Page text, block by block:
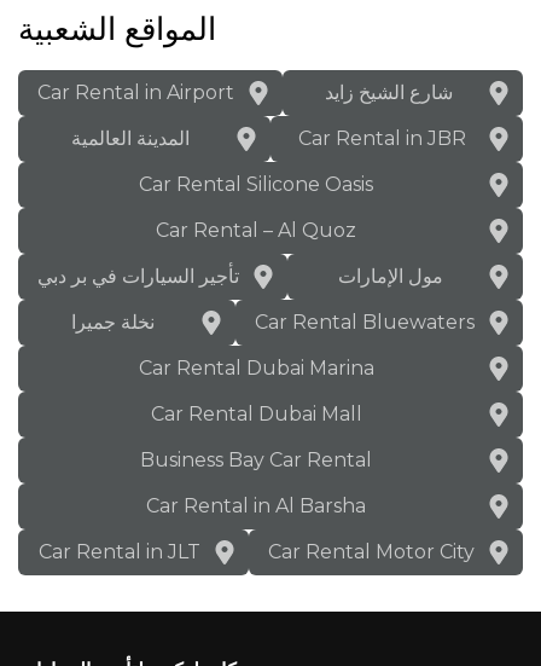
المواقع الشعبية
Car Rental in Airport
شارع الشيخ زايد
المدينة العالمية
Car Rental in JBR
Car Rental Silicone Oasis
Car Rental – Al Quoz
تأجير السيارات في بر دبي
مول الإمارات
نخلة جميرا
Car Rental Bluewaters
Car Rental Dubai Marina
Car Rental Dubai Mall
Business Bay Car Rental
Car Rental in Al Barsha
Car Rental in JLT
Car Rental Motor City